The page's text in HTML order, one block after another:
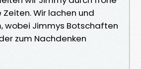
Wir lachen und
wobei Jimmys Botschaften
zum Nachdenken